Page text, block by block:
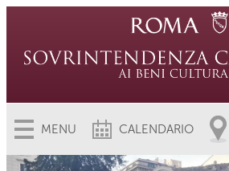
MENU CALENDARIO